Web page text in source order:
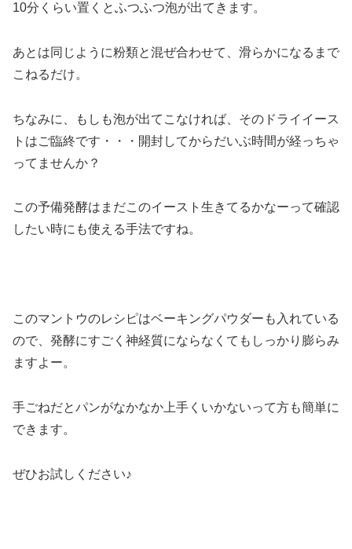
10分くらい置くとふつふつ泡が出てきます。
あとは同じように粉類と混ぜ合わせて、滑らかになるまで
こねるだけ。
ちなみに、もしも泡が出てこなければ、そのドライイース
トはご臨終です・・・開封してからだいぶ時間が経っちゃ
ってませんか？
この予備発酵はまだこのイースト生きてるかなーって確認
したい時にも使える手法ですね。
このマントウのレシピはベーキングパウダーも入れている
ので、発酵にすごく神経質にならなくてもしっかり膨らみ
ますよー。
手ごねだとパンがなかなか上手くいかないって方も簡単に
できます。
ぜひお試しください♪